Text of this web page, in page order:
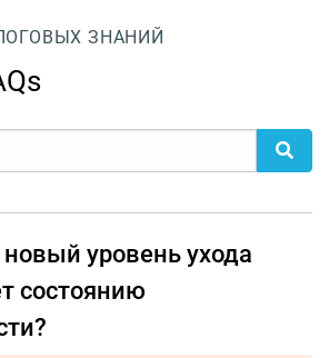
ЗНАНИЙ
уровень ухода
состоянию